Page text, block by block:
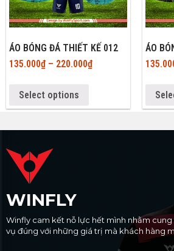
ÁO BÓNG ĐÁ THIẾT KẾ 012
135.000₫– 220.000₫
Select options
ÁO
WINFLY
Winfly cam kết nỗ lực hết mình nhằm
vụ đúng với những giá trị mà khách hàng